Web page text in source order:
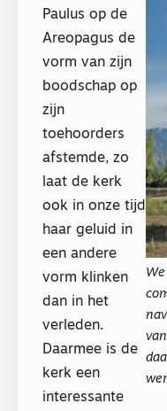
Paulus op de
Areopagus de
vorm van zijn
boodschap op
zijn
toehoorders
afstemde, zo
laat de kerk
ook in onze tijd
haar geluid in
een andere
vorm klinken
dan in het
verleden.
Daarmee is de
kerk een
interessante